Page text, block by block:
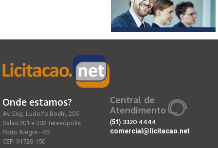
Onde estamos?
Av. Eng. Ludolfo Boehl, 205
Salas 301 e 302 Teresópolis
Porto Alegre - RS
CEP: 91720-150
Central de
Atendimento
(51) 3320 4444
comercial@licitacao.net